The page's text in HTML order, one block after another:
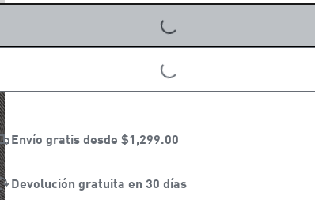
LOADING...
LOADING...
Envío gratis desde $1,299.00
Devolución gratuita en 30 días